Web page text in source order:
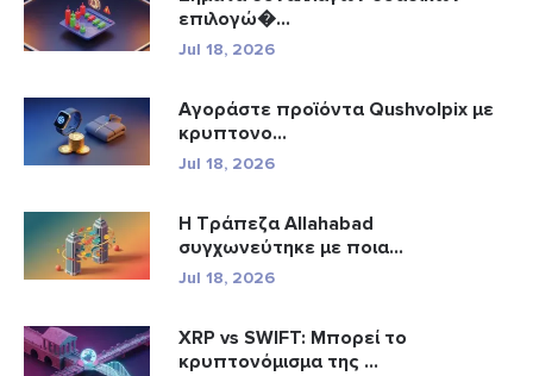
επιλογώ�...
Jul 18, 2026
Αγοράστε προϊόντα Qushvolpix με
κρυπτονο...
Jul 18, 2026
Η Τράπεζα Allahabad
συγχωνεύτηκε με ποια...
Jul 18, 2026
XRP vs SWIFT: Μπορεί το
κρυπτονόμισμα της ...